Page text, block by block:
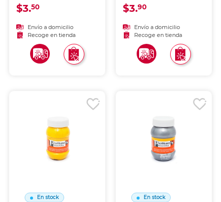
secado rápido. Colores
intensos para lienzo,
manualidades. Resistente al
agua una vez seca.
$3.50
Envío a domicilio
Recoge en tienda
secado rápido. Colores
intensos para lienzo,
manualidades. Resistente al
agua una vez seca.
$3.90
Envío a domicilio
Recoge en tienda
En stock En stock